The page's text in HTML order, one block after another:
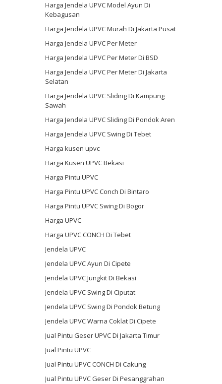
Harga Jendela UPVC Model Ayun Di
Kebagusan
Harga Jendela UPVC Murah Di Jakarta Pusat
Harga Jendela UPVC Per Meter
Harga Jendela UPVC Per Meter Di BSD
Harga Jendela UPVC Per Meter Di Jakarta
Selatan
Harga Jendela UPVC Sliding Di Kampung
Sawah
Harga Jendela UPVC Sliding Di Pondok Aren
Harga Jendela UPVC Swing Di Tebet
Harga kusen upvc
Harga Kusen UPVC Bekasi
Harga Pintu UPVC
Harga Pintu UPVC Conch Di Bintaro
Harga Pintu UPVC Swing Di Bogor
Harga UPVC
Harga UPVC CONCH Di Tebet
Jendela UPVC
Jendela UPVC Ayun Di Cipete
Jendela UPVC Jungkit Di Bekasi
Jendela UPVC Swing Di Ciputat
Jendela UPVC Swing Di Pondok Betung
Jendela UPVC Warna Coklat Di Cipete
Jual Pintu Geser UPVC Di Jakarta Timur
Jual Pintu UPVC
Jual Pintu UPVC CONCH Di Cakung
Jual Pintu UPVC Geser Di Pesanggrahan